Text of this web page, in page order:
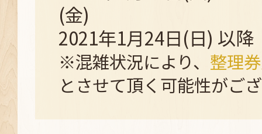
(金)
2021年1月24日(日) 以降
※混雑状況により、 整理
とさせて頂く可能性がご